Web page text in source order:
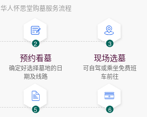
华人怀思堂购墓服务流程
2
预约看墓
确定好选择墓地的日
期及线路
3
现场选墓
可自驾或乘坐免费班
车前往
5 6